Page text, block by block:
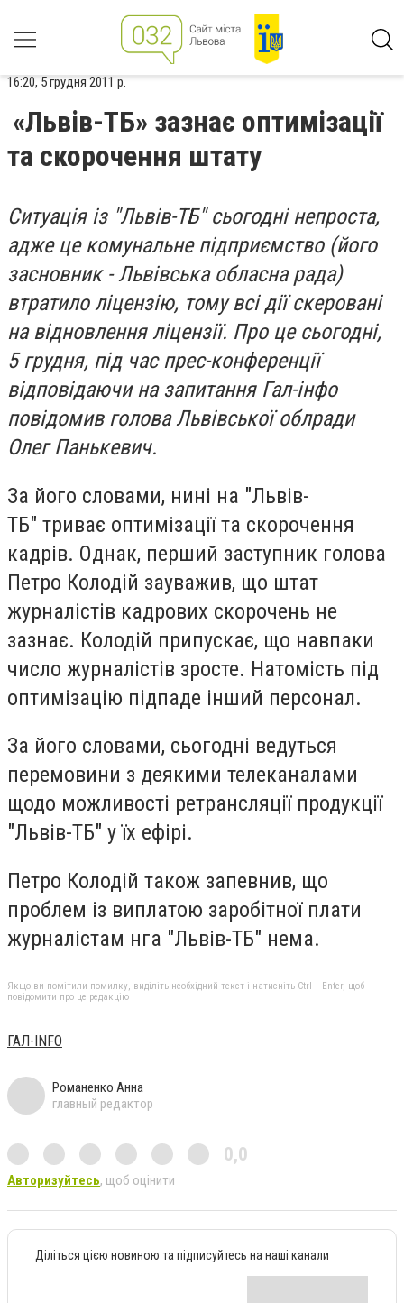
16:20, 5 грудня 2011 р.
«Львів-ТБ» зазнає оптимізації
та скорочення штату
Ситуація із "Львів-ТБ" сьогодні непроста,
адже це комунальне підприємство (його
засновник - Львівська обласна рада)
втратило ліцензію, тому всі дії скеровані
на відновлення ліцензії. Про це сьогодні,
5 грудня, під час прес-конференції
відповідаючи на запитання Гал-інфо
повідомив голова Львівської облради
Олег Панькевич.
За його словами, нині на "Львів-
ТБ" триває оптимізації та скорочення
кадрів. Однак, перший заступник голова
Петро Колодій зауважив, що штат
журналістів кадрових скорочень не
зазнає. Колодій припускає, що навпаки
число журналістів зросте. Натомість під
оптимізацію підпаде інший персонал.
За його словами, сьогодні ведуться
перемовини з деякими телеканалами
щодо можливості ретрансляції продукції
"Львів-ТБ" у їх ефірі.
Петро Колодій також запевнив, що
проблем із виплатою заробітної плати
журналістам нга "Львів-ТБ" нема.
Якщо ви помітили помилку, виділіть необхідний текст і натисніть Ctrl + Enter, щоб
повідомити про це редакцію
ГАЛ-INFO
Романенко Анна
главный редактор
0,0
Авторизуйтесь, щоб оцінити
Діліться цією новиною та підписуйтесь на наші канали